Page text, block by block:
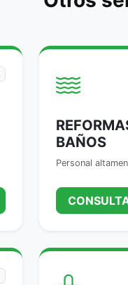
BAÑOS
Personal